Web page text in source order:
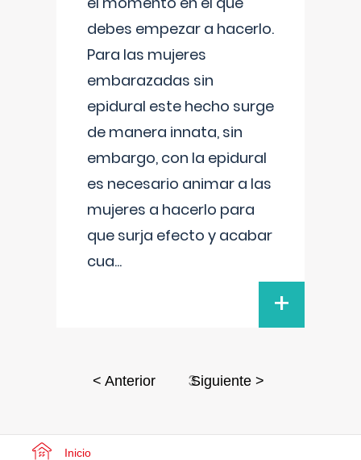
debes empezar a hacerlo.
Para las mujeres
embarazadas sin
epidural este hecho surge
de manera innata, sin
embargo, con la epidural
es necesario animar a las
mujeres a hacerlo para
que surja efecto y acabar
cua...
+
< Anterior 3Siguiente >
Inicio